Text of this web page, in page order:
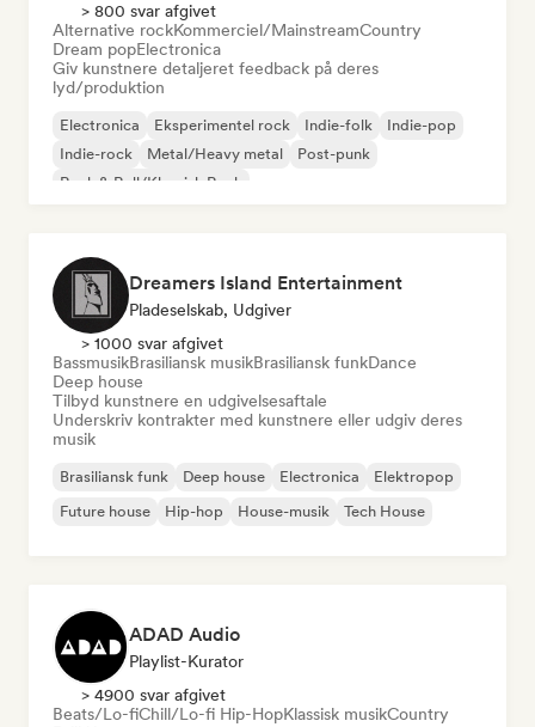
> 800 svar afgivet
Alternative rockKommerciel/MainstreamCountry
Dream popElectronica
Giv kunstnere detaljeret feedback på deres
lyd/produktion
Electronica Eksperimentel rock Indie-folk
Indie-pop
Indie-rock
Metal/Heavy metal
Post-punk
Rock & Roll/Klassisk Rock
Dreamers Island Entertainment
Pladeselskab, Udgiver
> 1000 svar afgivet
BassmusikBrasiliansk musikBrasiliansk funkDance
Deep house
Tilbyd kunstnere en udgivelsesaftale
Underskriv kontrakter med kunstnere eller udgiv deres
musik
Brasiliansk funk Deep house Electronica
Elektropop
Future house
Hip-hop House-musik Tech House
ADAD Audio
Playlist-Kurator
> 4900 svar afgivet
Beats/Lo-fiChill/Lo-fi Hip-HopKlassisk musikCountry